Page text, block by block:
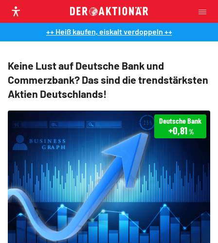
++ Heiß kaufen, eiskalt verdoppeln ++
Keine Lust auf Deutsche Bank und
Commerzbank? Das sind die trendstärksten
Aktien Deutschlands!
Deutsche Bank
+0,81%